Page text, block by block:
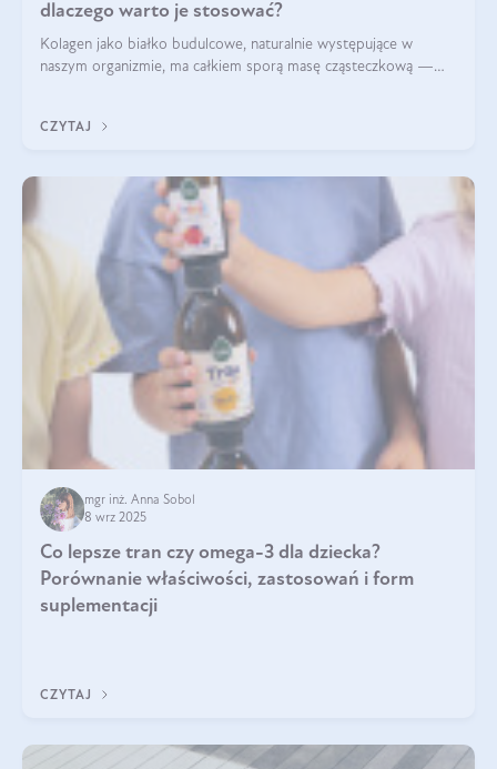
dlaczego warto je stosować?
Kolagen jako białko budulcowe, naturalnie występujące w
naszym organizmie, ma całkiem sporą masę cząsteczkową —
bardziej biodostępny
CZYTAJ
mgr inż. Anna Sobol
8 wrz 2025
Co lepsze tran czy omega-3 dla dziecka?
Porównanie właściwości, zastosowań i form
suplementacji
CZYTAJ